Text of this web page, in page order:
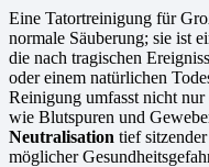
Eine Tatortreinigung für
normale Säuberung; sie ist
die nach tragischen
oder einem natürlichen
Reinigung umfasst nicht
wie Blutspuren und
Neutralisation tief
möglicher